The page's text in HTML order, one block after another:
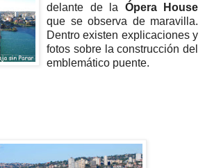
delante de la Ópera House
que se observa de maravilla.
Dentro existen explicaciones y
fotos sobre la construcción del
emblemático puente.